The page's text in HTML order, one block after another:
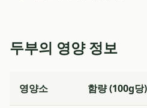
두부의 영양 정보
영양소 함량 (100g당)